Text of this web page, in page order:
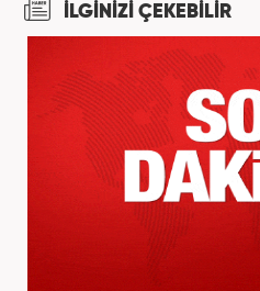
İLGİNİZİ ÇEKEBİLİR